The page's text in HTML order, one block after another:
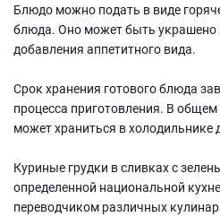
Блюдо можно подать в виде
блюда. Оно может быть украшено
добавления аппетитного вида.
Срок хранения готового блюда
процесса приготовления. В
может храниться в холодильнике
Куриные грудки в сливках с
определенной национальной
переводчиком различных